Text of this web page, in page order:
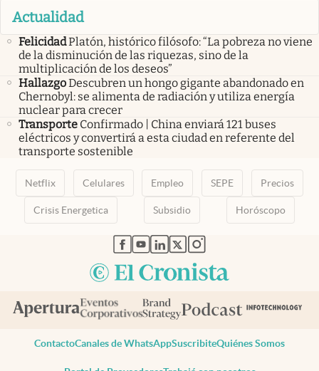
Actualidad
FelicidadPlatón, histórico filósofo: “La pobreza no viene
de la disminución de las riquezas, sino de la
multiplicación de los deseos”
HallazgoDescubren un hongo gigante abandonado en
Chernobyl: se alimenta de radiación y utiliza energía
nuclear para crecer
Transporte Confirmado | China enviará 121 buses
eléctricos y convertirá a esta ciudad en referente del
transporte sostenible
Netflix Celulares Empleo SEPE Precios
Crisis Energetica Subsidio Horóscopo
abre en nueva pestaña
abre en nueva pestaña
abre en nueva pestaña
abre en nueva pestaña
abre en nueva pestaña
ContactoCanales de WhatsAppSuscribiteQuiénes Somos